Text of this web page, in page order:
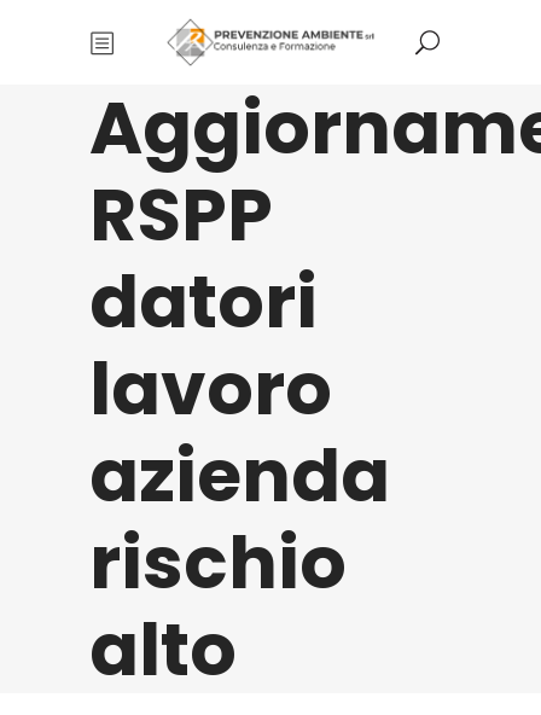
RSPP
datori
lavoro
azienda
rischio
alto